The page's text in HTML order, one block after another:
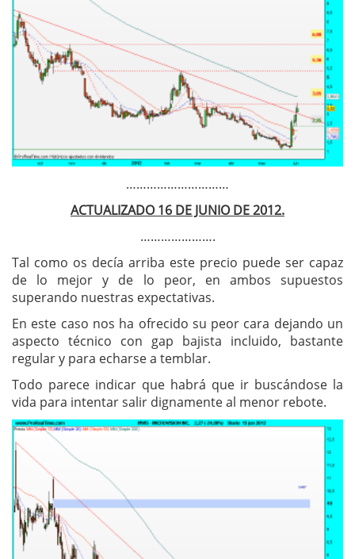
…………………………
ACTUALIZADO 16 DE JUNIO DE 2012.
………………….
Tal como os decía arriba este precio puede ser capaz
de lo mejor y de lo peor, en ambos supuestos
superando nuestras expectativas.
En este caso nos ha ofrecido su peor cara dejando un
aspecto técnico con gap bajista incluido, bastante
regular y para echarse a temblar.
Todo parece indicar que habrá que ir buscándose la
vida para intentar salir dignamente al menor rebote.